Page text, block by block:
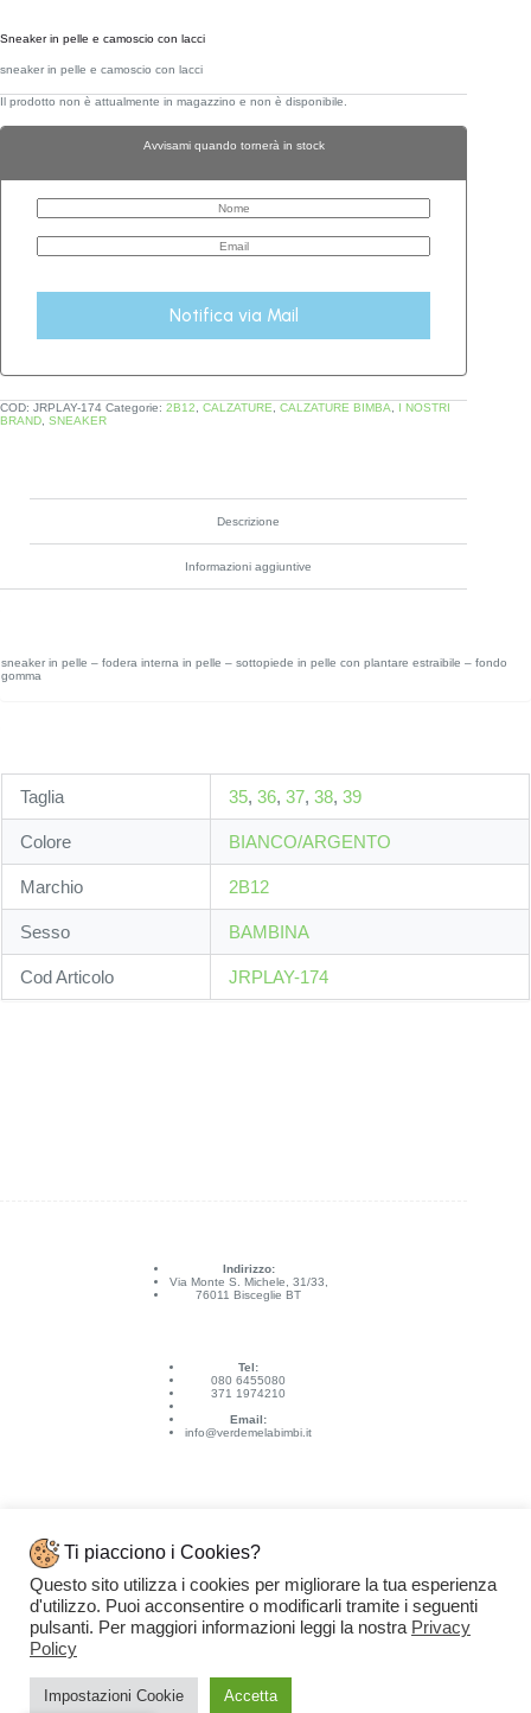
Sneaker in pelle e camoscio con lacci
sneaker in pelle e camoscio con lacci
Il prodotto non è attualmente in magazzino e non è disponibile.
Avvisami quando tornerà in stock
Notifica via Mail
COD: JRPLAY-174 Categorie: 2B12 CALZATURE CALZATURE BIMBA
I NOSTRI
BRAND SNEAKER
Descrizione
Informazioni aggiuntive
sneaker in pelle – fodera interna in pelle – sottopiede in pelle con plantare estraibile – fondo
gomma
Taglia 35, 36, 37, 38, 39
Colore BIANCO/ARGENTO
Marchio 2B12
Sesso BAMBINA
Cod Articolo JRPLAY-174
Indirizzo:
Via Monte S. Michele, 31/33,
76011 Bisceglie BT
Tel:
080 6455080
371 1974210
Email:
info@verdemelabimbi.it
Link Utili
Spedizioni e pagamenti
Condizioni di vendita
Ti piacciono i Cookies?
Questo sito utilizza i cookies per migliorare la tua esperienza
d'utilizzo. Puoi acconsentire o modificarli tramite i seguenti
pulsanti. Per maggiori informazioni leggi la nostra Privacy
Policy
Impostazioni Cookie Accetta